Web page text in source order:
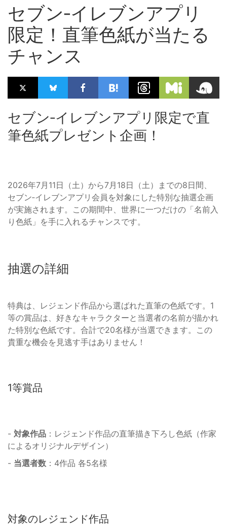
セブン‐イレブンアプリ
限定！直筆色紙が当たる
チャンス
セブン‐イレブンアプリ限定で直
筆色紙プレゼント企画！
2026年7月11日（土）から7月18日（土）までの8日間、
セブン‐イレブンアプリ会員を対象にした特別な抽選企画
が実施されます。この期間中、世界に一つだけの「名前入
り色紙」を手に入れるチャンスです。
抽選の詳細
特典は、レジェンド作品から選ばれた直筆の色紙です。1
等の賞品は、好きなキャラクターと当選者の名前が描かれ
た特別な色紙です。合計で20名様が当選できます。この
貴重な機会を見逃す手はありません！
1等賞品
- 対象作品 ：レジェンド作品の直筆描き下ろし色紙（作家
によるオリジナルデザイン）
- 当選者数 ：4作品 各5名様
対象のレジェンド作品